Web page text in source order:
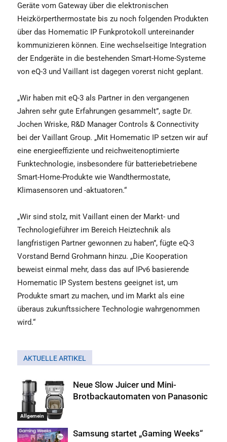
Geräte vom Gateway über die elektronischen
Heizkörperthermostate bis zu noch folgenden Produkten
über das Homematic IP Funkprotokoll untereinander
kommunizieren können. Eine wechselseitige Integration
der Endgeräte in die bestehenden Smart-Home-Systeme
von eQ-3 und Vaillant ist dagegen vorerst nicht geplant.
„Wir haben mit eQ-3 als Partner in den vergangenen
Jahren sehr gute Erfahrungen gesammelt”, sagte Dr.
Jochen Wriske, R&D Manager Controls & Connectivity
bei der Vaillant Group. „Mit Homematic IP setzen wir auf
eine energieeffiziente und reichweitenoptimierte
Funktechnologie, insbesondere für batteriebetriebene
Smart-Home-Produkte wie Wandthermostate,
Klimasensoren und -aktuatoren.“
„Wir sind stolz, mit Vaillant einen der Markt- und
Technologieführer im Bereich Heiztechnik als
langfristigen Partner gewonnen zu haben”, fügte eQ-3
Vorstand Bernd Grohmann hinzu. „Die Kooperation
beweist einmal mehr, dass das auf IPv6 basierende
Homematic IP System bestens geeignet ist, um
Produkte smart zu machen, und im Markt als eine
überaus zukunftssichere Technologie wahrgenommen
wird.“
AKTUELLE ARTIKEL
Allgemein
Neue Slow Juicer und Mini-
Brotbackautomaten von Panasonic
Samsung startet „Gaming Weeks“